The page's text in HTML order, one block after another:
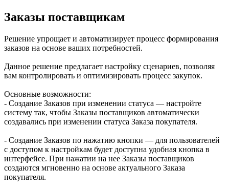
Заказы поставщикам
Решение упрощает и автоматизирует процесс формирования
заказов на основе ваших потребностей.
Данное решение предлагает настройку сценариев, позволяя
вам контролировать и оптимизировать процесс закупок.
Основные возможности:
- Создание Заказов при изменении статуса — настройте
систему так, чтобы Заказы поставщиков автоматически
создавались при изменении статуса Заказа покупателя.
- Создание Заказов по нажатию кнопки — для пользователей
с доступом к настройкам будет доступна удобная кнопка в
интерфейсе. При нажатии на нее Заказы поставщиков
создаются мгновенно на основе актуального Заказа
покупателя.